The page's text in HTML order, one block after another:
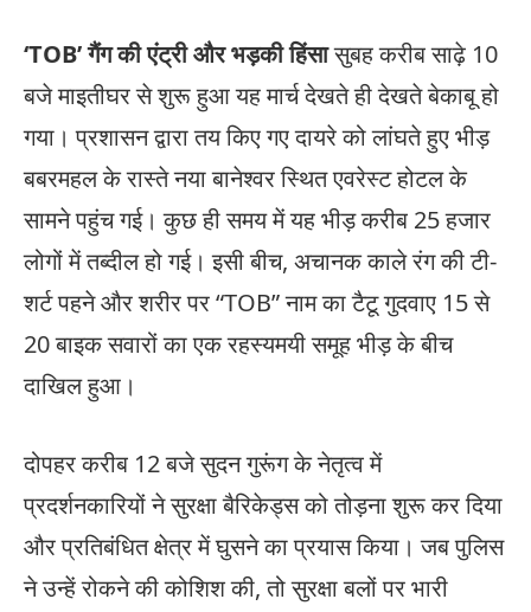
‘TOB’ गैंग की एंट्री और भड़की हिंसासुबह करीब साढ़े 10
बजे माइतीघर से शुरू हुआ यह मार्च देखते ही देखते बेकाबू हो
गया। प्रशासन द्वारा तय किए गए दायरे को लांघते हुए भीड़
बबरमहल के रास्ते नया बानेश्वर स्थित एवरेस्ट होटल के
सामने पहुंच गई। कुछ ही समय में यह भीड़ करीब 25 हजार
लोगों में तब्दील हो गई। इसी बीच, अचानक काले रंग की टी-
शर्ट पहने और शरीर पर “TOB” नाम का टैटू गुदवाए 15 से
20 बाइक सवारों का एक रहस्यमयी समूह भीड़ के बीच
दाखिल हुआ।
दोपहर करीब 12 बजे सुदन गुरूंग के नेतृत्व में
प्रदर्शनकारियों ने सुरक्षा बैरिकेड्स को तोड़ना शुरू कर दिया
और प्रतिबंधित क्षेत्र में घुसने का प्रयास किया। जब पुलिस
ने उन्हें रोकने की कोशिश की, तो सुरक्षा बलों पर भारी